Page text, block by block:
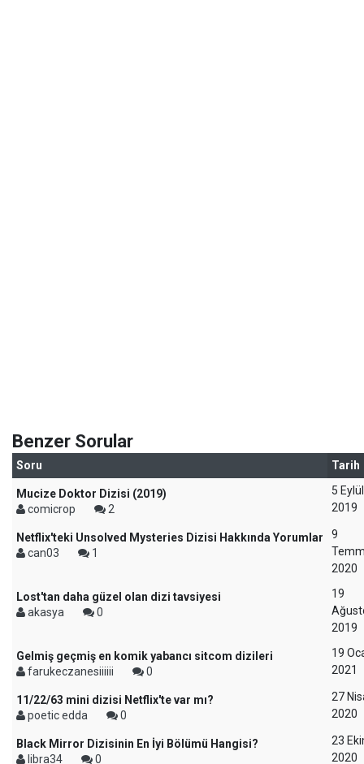
Benzer Sorular
Soru Tarih
Mucize Doktor Dizisi (2019)
comicrop
2
5 Eylül
2019
Netflix'teki Unsolved Mysteries Dizisi Hakkında Yorumlar
can03
1
9
2020
Lost'tan daha güzel olan dizi tavsiyesi
akasya
0
19
2019
Gelmiş geçmiş en komik yabancı sitcom dizileri
farukeczanesiiiiii
0
19
2021
11/22/63 mini dizisi Netflix'te var mı?
poetic edda
0
27
2020
Black Mirror Dizisinin En İyi Bölümü Hangisi?
libra34
0
23
2020